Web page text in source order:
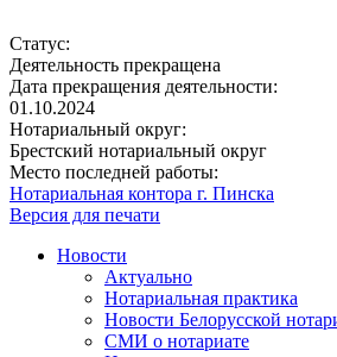
Статус:
Деятельность прекращена
Дата прекращения деятельности:
01.10.2024
Нотариальный округ:
Брестский нотариальный округ
Место последней работы:
Нотариальная контора г. Пинска
Версия для печати
Новости
Актуально
Нотариальная практика
Новости Белорусской
СМИ о нотариате